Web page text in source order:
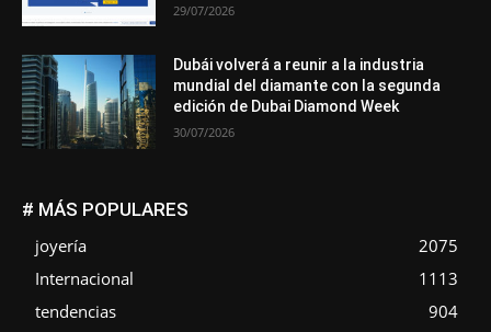
29/07/2026
Dubái volverá a reunir a la industria
mundial del diamante con la segunda
edición de Dubai Diamond Week
30/07/2026
# MÁS POPULARES
joyería
2075
Internacional
1113
tendencias
904